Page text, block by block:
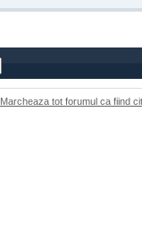
Marcheaza tot forumul ca fiind